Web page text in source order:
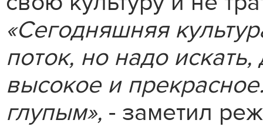
«Сегодняшняя
поток, но надо
высокое и
глупым», - заметил